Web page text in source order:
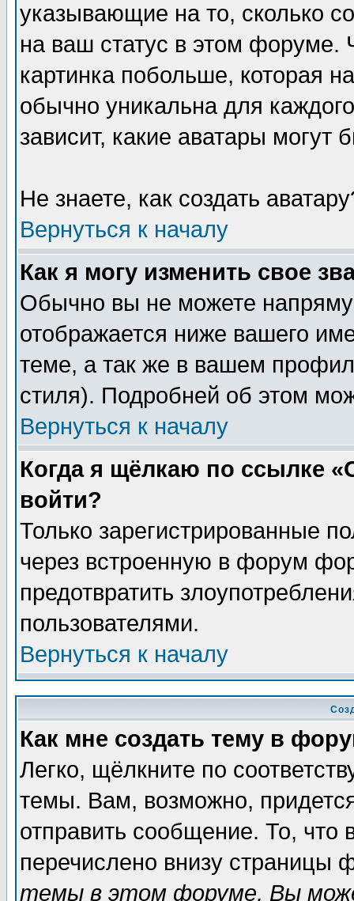
указывающие на то, сколько
на ваш статус в этом форуме.
картинка побольше, которая
обычно уникальна для
зависит, какие аватары могут
Не знаете, как создать
Вернуться к началу
Как я могу изменить свое
Обычно вы не можете
отображается ниже вашего
теме, а так же в вашем
стиля). Подробней об этом
Вернуться к началу
Когда я щёлкаю по ссылке
войти?
Только зарегистрированные
через встроенную в форум
предотвратить
пользователями.
Вернуться к началу
Как мне создать тему в
Легко, щёлкните по
темы. Вам, возможно,
отправить сообщение. То,
перечислено внизу страницы
темы в этом форуме, Вы